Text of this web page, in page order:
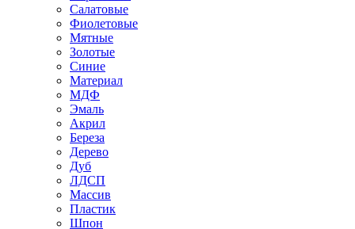
Салатовые
Фиолетовые
Мятные
Золотые
Синие
Материал
МДФ
Эмаль
Акрил
Береза
Дерево
Дуб
ЛДСП
Массив
Пластик
Шпон